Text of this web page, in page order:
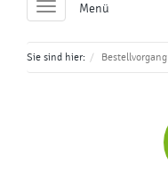
Toggle
navigation
Menü
Sie sind hier: Bestellvorgang